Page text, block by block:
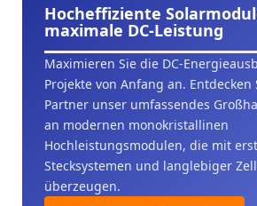
Hocheffiziente
maximale DC-Leistung
Maximieren Sie die DC-
Projekte von Anfang an. Entdecken
Partner unser umfassendes
an modernen monokristallinen
Hochleistungsmodulen, die mit
Stecksystemen und langlebiger
überzeugen.